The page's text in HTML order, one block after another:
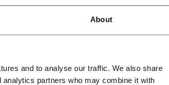
About
and to analyse our traffic. We also share
partners who may combine it with
Lue lisää